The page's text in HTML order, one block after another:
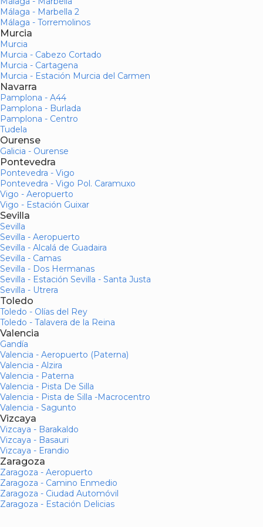
Málaga - Marbella 2
Málaga - Torremolinos
Murcia
Murcia
Murcia - Cabezo Cortado
Murcia - Cartagena
Murcia - Estación Murcia del Carmen
Navarra
Pamplona - A44
Pamplona - Burlada
Pamplona - Centro
Tudela
Ourense
Galicia - Ourense
Pontevedra
Pontevedra - Vigo
Pontevedra - Vigo Pol. Caramuxo
Vigo - Aeropuerto
Vigo - Estación Guixar
Sevilla
Sevilla
Sevilla - Aeropuerto
Sevilla - Alcalá de Guadaira
Sevilla - Camas
Sevilla - Dos Hermanas
Sevilla - Estación Sevilla - Santa Justa
Sevilla - Utrera
Toledo
Toledo - Olías del Rey
Toledo - Talavera de la Reina
Valencia
Gandía
Valencia - Aeropuerto (Paterna)
Valencia - Alzira
Valencia - Paterna
Valencia - Pista De Silla
Valencia - Pista de Silla -Macrocentro
Valencia - Sagunto
Vizcaya
Vizcaya - Barakaldo
Vizcaya - Basauri
Vizcaya - Erandio
Zaragoza
Zaragoza - Aeropuerto
Zaragoza - Camino Enmedio
Zaragoza - Ciudad Automóvil
Zaragoza - Estación Delicias